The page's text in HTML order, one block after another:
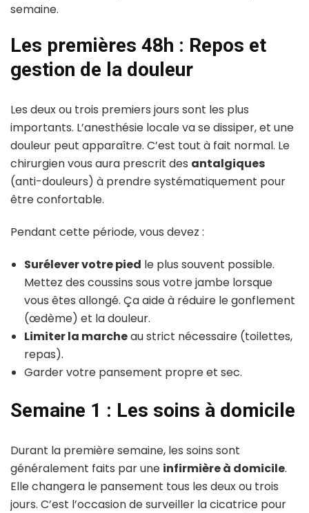
semaine.
Les premières 48h : Repos et
gestion de la douleur
Les deux ou trois premiers jours sont les plus
importants. L’anesthésie locale va se dissiper, et une
douleur peut apparaître. C’est tout à fait normal. Le
chirurgien vous aura prescrit des antalgiques
(anti-douleurs) à prendre systématiquement pour
être confortable.
Pendant cette période, vous devez :
Surélever votre pied le plus souvent possible.
Mettez des coussins sous votre jambe lorsque
vous êtes allongé. Ça aide à réduire le gonflement
(œdème) et la douleur.
Limiter la marcheau strict nécessaire (toilettes,
repas).
Garder votre pansement propre et sec.
Semaine 1 : Les soins à domicile
Durant la première semaine, les soins sont
généralement faits par une infirmière à domicile.
Elle changera le pansement tous les deux ou trois
jours. C’est l’occasion de surveiller la cicatrice pour